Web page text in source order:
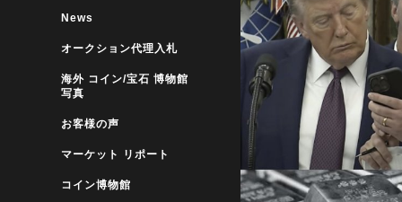
News
オークション代理入札
海外 コイン/宝石 博物館
写真
お客様の声
マーケット リポート
コイン博物館